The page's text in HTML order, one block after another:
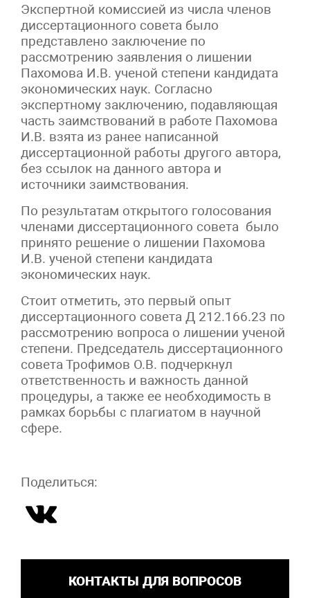
Экспертной комиссией из числа членов
диссертационного совета было
представлено заключение по
рассмотрению заявления о лишении
Пахомова И.В. ученой степени кандидата
экономических наук. Согласно
экспертному заключению, подавляющая
часть заимствований в работе Пахомова
И.В. взята из ранее написанной
диссертационной работы другого автора,
без ссылок на данного автора и
источники заимствования.
По результатам открытого голосования
членами диссертационного совета было
принято решение о лишении Пахомова
И.В. ученой степени кандидата
экономических наук.
Стоит отметить, это первый опыт
диссертационного совета Д 212.166.23 по
рассмотрению вопроса о лишении ученой
степени. Председатель диссертационного
совета Трофимов О.В. подчеркнул
ответственность и важность данной
процедуры, а также ее необходимость в
рамках борьбы с плагиатом в научной
сфере.
Поделиться:
КОНТАКТЫ ДЛЯ ВОПРОСОВ